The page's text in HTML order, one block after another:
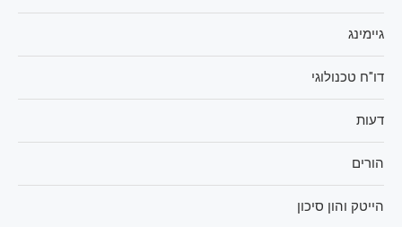
גיימינג
דו"ח טכנולוגי
דעות
הורים
הייטק והון סיכון